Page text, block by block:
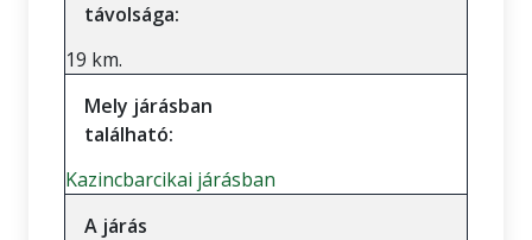
távolsága:
19 km.
Mely járásban
található:
Kazincbarcikai járásban
A járás